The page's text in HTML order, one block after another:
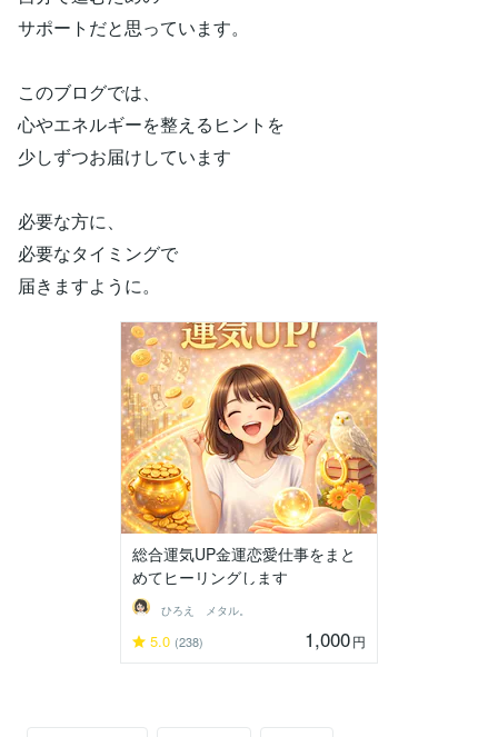
サポートだと思っています。
このブログでは、
心やエネルギーを整えるヒントを
少しずつお届けしています
必要な方に、
必要なタイミングで
届きますように。
総合運気UP金運恋愛仕事をまと
めてヒーリングします
ひろえ メタル。
5.0 (238) 1,000円